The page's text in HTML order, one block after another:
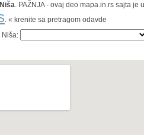
Niša. PAŽNJA - ovaj deo mapa.in.rs sajta
. « krenite sa pretragom odavde
Niša: